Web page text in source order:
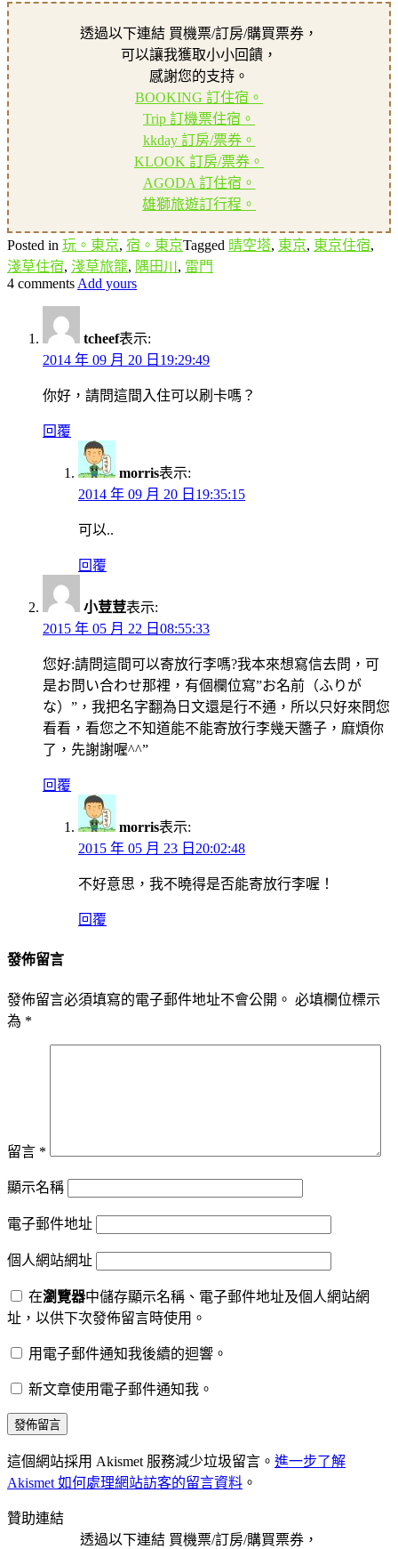
透過以下連結 買機票/訂房/購買票券，
可以讓我獲取小小回饋，
感謝您的支持。
BOOKING 訂住宿。
Trip 訂機票住宿。
kkday 訂房/票券。
KLOOK 訂房/票券。
AGODA 訂住宿。
雄獅旅遊訂行程。
Posted in 玩。東京, 宿。東京Tagged 晴空塔, 東京, 東京住宿,
淺草住宿, 淺草旅籠, 隅田川 , 雷門
4 comments Add yours
tcheef表示:
2014 年 09 月 20 日19:29:49
你好，請問這間入住可以刷卡嗎？
回覆
morris表示:
2014 年 09 月 20 日19:35:15
可以..
回覆
小荳荳表示:
2015 年 05 月 22 日08:55:33
您好:請問這間可以寄放行李嗎?我本來想寫信去問，可
是お問い合わせ那裡，有個欄位寫”お名前（ふりが
な）”，我把名字翻為日文還是行不通，所以只好來問您
看看，看您之不知道能不能寄放行李幾天醬子，麻煩你
了，先謝謝喔^^”
回覆
morris表示:
2015 年 05 月 23 日20:02:48
不好意思，我不曉得是否能寄放行李喔！
回覆
發佈留言
發佈留言必須填寫的電子郵件地址不會公開。 必填欄位標示
為 *
留言 *
顯示名稱
電子郵件地址
個人網站網址
在瀏覽器中儲存顯示名稱、電子郵件地址及個人網站網
址，以供下次發佈留言時使用。
用電子郵件通知我後續的迴響。
新文章使用電子郵件通知我。
這個網站採用 Akismet 服務減少垃圾留言。 進一步了解
Akismet 如何處理網站訪客的留言資料 。
贊助連結
透過以下連結 買機票/訂房/購買票券，